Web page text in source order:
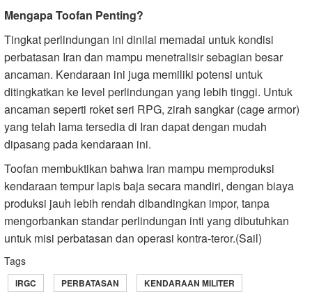
Mengapa Toofan Penting?
Tingkat perlindungan ini dinilai memadai untuk kondisi
perbatasan Iran dan mampu menetralisir sebagian besar
ancaman. Kendaraan ini juga memiliki potensi untuk
ditingkatkan ke level perlindungan yang lebih tinggi. Untuk
ancaman seperti roket seri RPG, zirah sangkar (cage armor)
yang telah lama tersedia di Iran dapat dengan mudah
dipasang pada kendaraan ini.
Toofan membuktikan bahwa Iran mampu memproduksi
kendaraan tempur lapis baja secara mandiri, dengan biaya
produksi jauh lebih rendah dibandingkan impor, tanpa
mengorbankan standar perlindungan inti yang dibutuhkan
untuk misi perbatasan dan operasi kontra-teror.(Sail)
Tags
IRGC PERBATASAN KENDARAAN MILITER